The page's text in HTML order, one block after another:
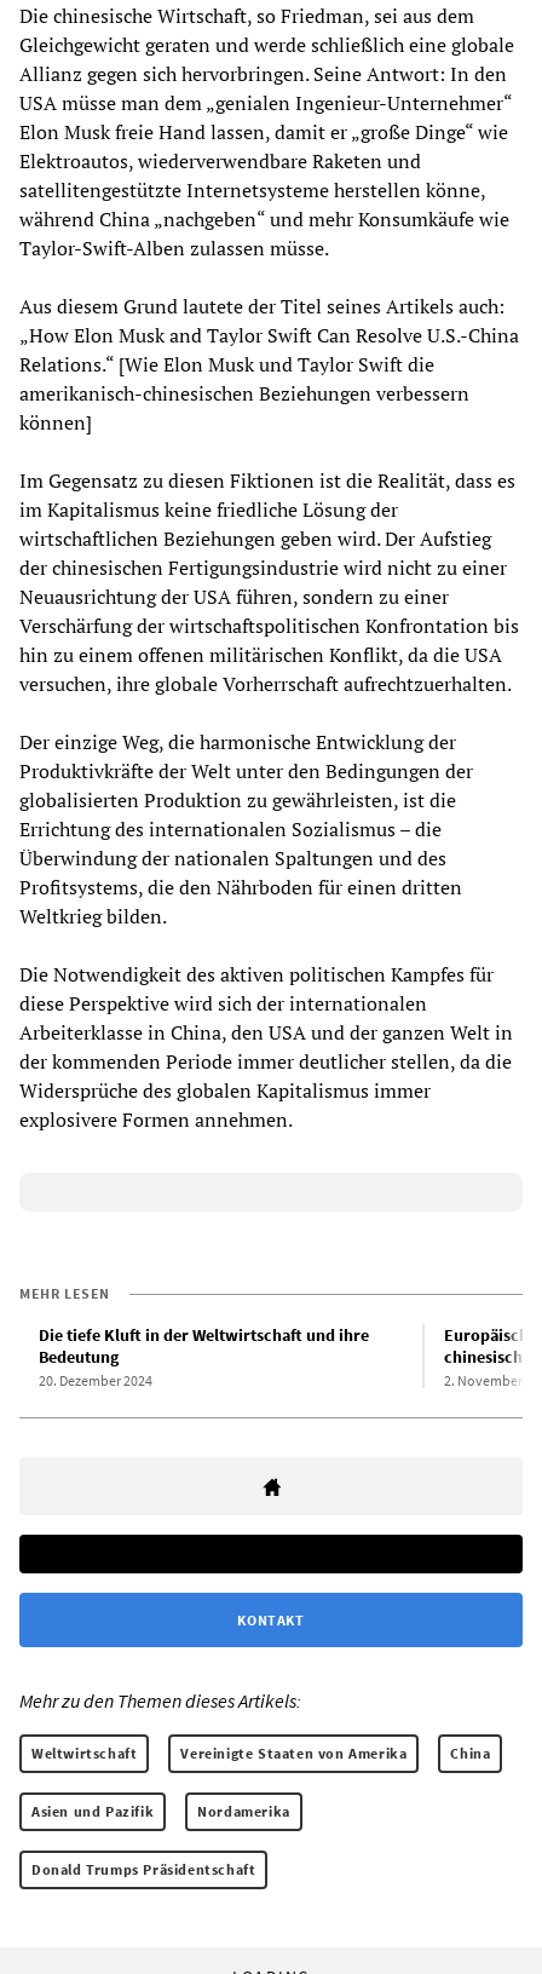
Die chinesische Wirtschaft, so Friedman, sei aus dem
Gleichgewicht geraten und werde schließlich eine globale
Allianz gegen sich hervorbringen. Seine Antwort: In den
USA müsse man dem „genialen Ingenieur-Unternehmer“
Elon Musk freie Hand lassen, damit er „große Dinge“ wie
Elektroautos, wiederverwendbare Raketen und
satellitengestützte Internetsysteme herstellen könne,
während China „nachgeben“ und mehr Konsumkäufe wie
Taylor-Swift-Alben zulassen müsse.
Aus diesem Grund lautete der Titel seines Artikels auch:
„How Elon Musk and Taylor Swift Can Resolve U.S.-China
Relations.“ [Wie Elon Musk und Taylor Swift die
amerikanisch-chinesischen Beziehungen verbessern
können]
Im Gegensatz zu diesen Fiktionen ist die Realität, dass es
im Kapitalismus keine friedliche Lösung der
wirtschaftlichen Beziehungen geben wird. Der Aufstieg
der chinesischen Fertigungsindustrie wird nicht zu einer
Neuausrichtung der USA führen, sondern zu einer
Verschärfung der wirtschaftspolitischen Konfrontation bis
hin zu einem offenen militärischen Konflikt, da die USA
versuchen, ihre globale Vorherrschaft aufrechtzuerhalten.
Der einzige Weg, die harmonische Entwicklung der
Produktivkräfte der Welt unter den Bedingungen der
globalisierten Produktion zu gewährleisten, ist die
Errichtung des internationalen Sozialismus – die
Überwindung der nationalen Spaltungen und des
Profitsystems, die den Nährboden für einen dritten
Weltkrieg bilden.
Die Notwendigkeit des aktiven politischen Kampfes für
diese Perspektive wird sich der internationalen
Arbeiterklasse in China, den USA und der ganzen Welt in
der kommenden Periode immer deutlicher stellen, da die
Widersprüche des globalen Kapitalismus immer
explosivere Formen annehmen.
MEHR LESEN
Die tiefe Kluft in der Weltwirtschaft und ihre
Bedeutung
20. Dezember 2024
chinesische
2. November
KONTAKT
Mehr zu den Themen dieses Artikels:
Weltwirtschaft Vereinigte Staaten von Amerika China
Asien und Pazifik Nordamerika
Donald Trumps Präsidentschaft